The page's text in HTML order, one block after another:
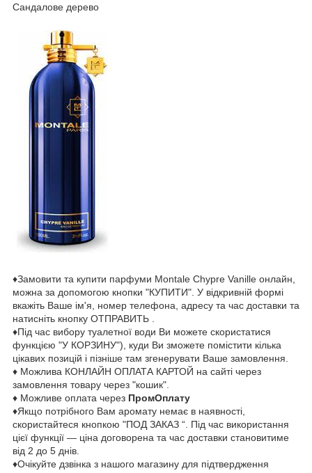
Сандалове дерево
♦Замовити та купити парфуми Montale Chypre Vanille онлайн,
можна за допомогою кнопки "КУПИТИ". У відкривній формі
вкажіть Ваше ім'я, номер телефона, адресу та час доставки та
натисніть кнопку ОТПРАВИТЬ .
♦Під час вибору туалетної води Ви можете скористатися
функцією "У КОРЗИНУ"), куди Ви зможете помістити кілька
цікавих позицій і пізніше там згенерувати Ваше замовлення.
♦ Можлива КОНЛАЙН ОПЛАТА КАРТОЙ на сайті через
замовлення товару через "кошик".
♦ Можливе оплата через ПромОплату
♦Якщо потрібного Вам аромату немає в наявності,
скористайтеся кнопкою "ПОД ЗАКАЗ “. Під час використання
цієї функції — ціна договорена та час доставки становитиме
від 2 до 5 днів.
♦Очікуйте дзвінка з нашого магазину для підтвердження